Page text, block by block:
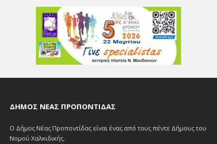
ΔΉΜΟΣ ΝΈΑΣ ΠΡΟΠΟΝΤΊΔΑΣ
Ο Δήμος Νέας Προποντίδας είναι ένας από τους πέντε Δήμους του
Νομού Χαλκιδικής.